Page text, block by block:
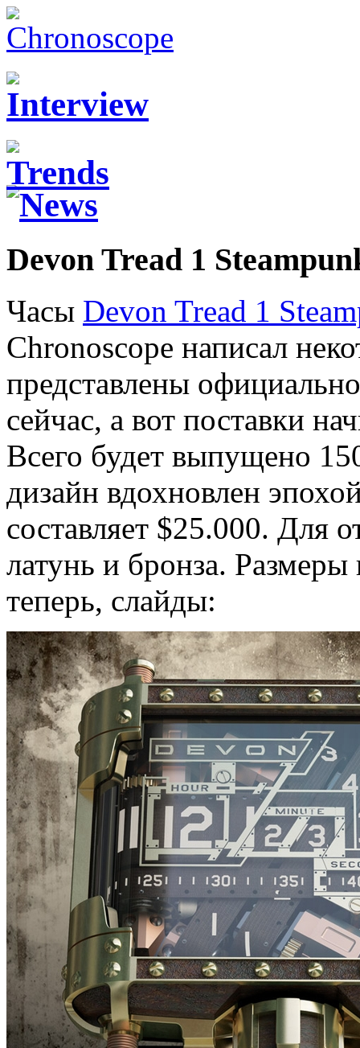
Devon Tread 1
Часы Devon Tread 1
Chronoscope написал
представлены
сейчас, а вот поставки
Всего будет выпущено
дизайн вдохновлен
составляет $25.000. Для
латунь и бронза.
теперь, слайды: